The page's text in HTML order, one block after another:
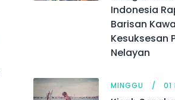
Indonesia
Barisan
Kesuksesan
Nelayan
MINGGU 01